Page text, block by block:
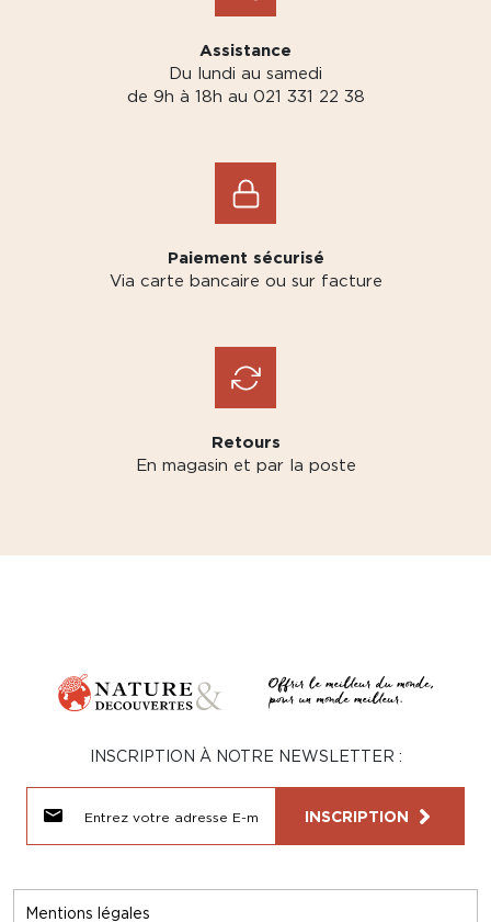
Assistance
Du lundi au samedi
de 9h à 18h au 021 331 22 38
Paiement sécurisé
Via carte bancaire ou sur facture
Retours
En magasin et par la poste
Mentions légales
INSCRIPTION À NOTRE NEWSLETTER :
INSCRIPTION